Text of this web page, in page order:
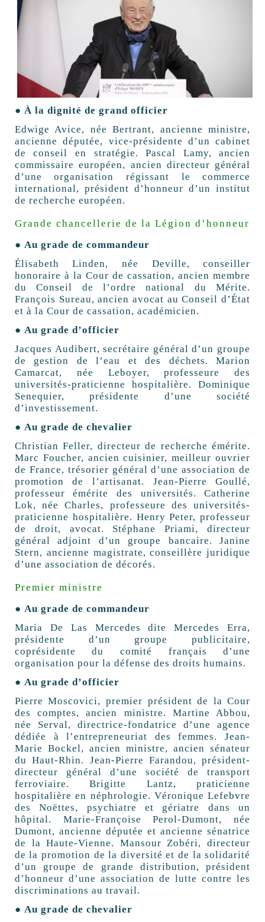
● À la dignité de grand officier
Edwige Avice, née Bertrant, ancienne ministre,
ancienne députée, vice-présidente d’un cabinet
de conseil en stratégie. Pascal Lamy, ancien
commissaire européen, ancien directeur général
d’une organisation régissant le commerce
international, président d’honneur d’un institut
de recherche européen.
Grande chancellerie de la Légion d’honneur
● Au grade de commandeur
Élisabeth Linden, née Deville, conseiller
honoraire à la Cour de cassation, ancien membre
du Conseil de l’ordre national du Mérite.
François Sureau, ancien avocat au Conseil d’État
et à la Cour de cassation, académicien.
● Au grade d’officier
Jacques Audibert, secrétaire général d’un groupe
de gestion de l’eau et des déchets. Marion
Camarcat, née Leboyer, professeure des
universités-praticienne hospitalière. Dominique
Senequier, présidente d’une société
d’investissement.
● Au grade de chevalier
Christian Feller, directeur de recherche émérite.
Marc Foucher, ancien cuisinier, meilleur ouvrier
de France, trésorier général d’une association de
promotion de l’artisanat. Jean-Pierre Goullé,
professeur émérite des universités. Catherine
Lok, née Charles, professeure des universités-
praticienne hospitalière. Henry Peter, professeur
de droit, avocat. Stéphane Priami, directeur
général adjoint d’un groupe bancaire. Janine
Stern, ancienne magistrate, conseillère juridique
d’une association de décorés.
Premier ministre
● Au grade de commandeur
Maria De Las Mercedes dite Mercedes Erra,
présidente d’un groupe publicitaire,
coprésidente du comité français d’une
organisation pour la défense des droits humains.
● Au grade d’officier
Pierre Moscovici, premier président de la Cour
des comptes, ancien ministre. Martine Abbou,
née Serval, directrice-fondatrice d’une agence
dédiée à l’entrepreneuriat des femmes. Jean-
Marie Bockel, ancien ministre, ancien sénateur
du Haut-Rhin. Jean-Pierre Farandou, président-
directeur général d’une société de transport
ferroviaire. Brigitte Lantz, praticienne
hospitalière en néphrologie. Véronique Lefebvre
des Noëttes, psychiatre et gériatre dans un
hôpital. Marie-Françoise Perol-Dumont, née
Dumont, ancienne députée et ancienne sénatrice
de la Haute-Vienne. Mansour Zobéri, directeur
de la promotion de la diversité et de la solidarité
d’un groupe de grande distribution, président
d’honneur d’une association de lutte contre les
discriminations au travail.
● Au grade de chevalier